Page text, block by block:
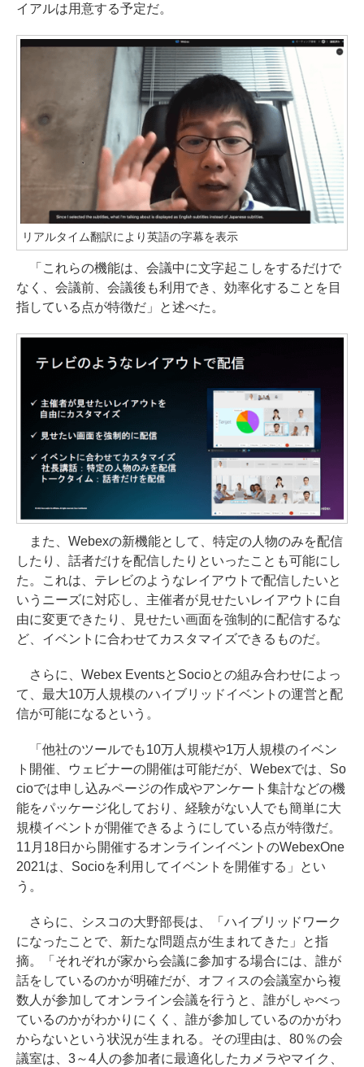
イアルは用意する予定だ。
リアルタイム翻訳により英語の字幕を表示
「これらの機能は、会議中に文字起こしをするだけで
なく、会議前、会議後も利用でき、効率化することを目
指している点が特徴だ」と述べた。
また、Webexの新機能として、特定の人物のみを配信
したり、話者だけを配信したりといったことも可能にし
た。これは、テレビのようなレイアウトで配信したいと
いうニーズに対応し、主催者が見せたいレイアウトに自
由に変更できたり、見せたい画面を強制的に配信するな
ど、イベントに合わせてカスタマイズできるものだ。
さらに、Webex EventsとSocioとの組み合わせによっ
て、最大10万人規模のハイブリッドイベントの運営と配
信が可能になるという。
「他社のツールでも10万人規模や1万人規模のイベン
ト開催、ウェビナーの開催は可能だが、Webexでは、So
cioでは申し込みページの作成やアンケート集計などの機
能をパッケージ化しており、経験がない人でも簡単に大
規模イベントが開催できるようにしている点が特徴だ。
11月18日から開催するオンラインイベントのWebexOne
2021は、Socioを利用してイベントを開催する」とい
う。
さらに、シスコの大野部長は、「ハイブリッドワーク
になったことで、新たな問題点が生まれてきた」と指
摘。「それぞれが家から会議に参加する場合には、誰が
話をしているのかが明確だが、オフィスの会議室から複
数人が参加してオンライン会議を行うと、誰がしゃべっ
ているのかがわかりにくく、誰が参加しているのかがわ
からないという状況が生まれる。その理由は、80％の会
議室は、3～4人の参加者に最適化したカメラやマイク、